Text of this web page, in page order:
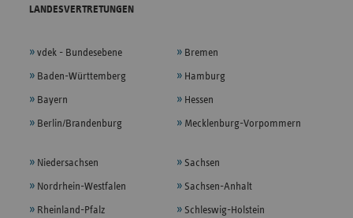
LANDESVERTRETUNGEN
vdek - Bundesebene
Baden-Württemberg
Bayern
Berlin/Brandenburg
Bremen
Hamburg
Hessen
Mecklenburg-Vorpommern
Niedersachsen
Nordrhein-Westfalen
Rheinland-Pfalz
Sachsen
Sachsen-Anhalt
Schleswig-Holstein